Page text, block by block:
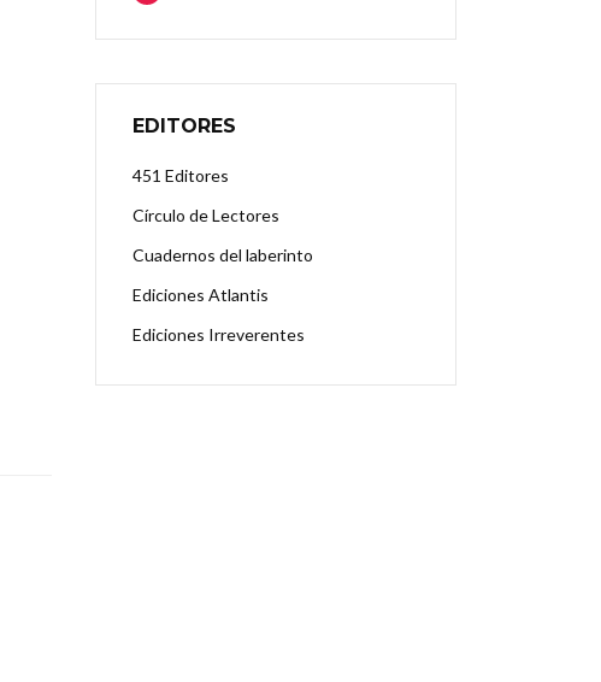
EDITORES
451 Editores
Círculo de Lectores
Cuadernos del laberinto
Ediciones Atlantis
Ediciones Irreverentes